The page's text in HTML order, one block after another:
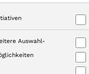
Auswahl-